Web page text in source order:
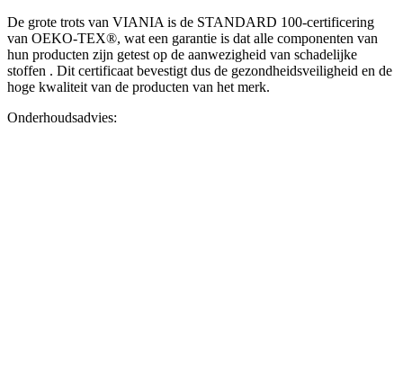
De grote trots van VIANIA is de STANDARD 100-certificering
van OEKO-TEX®, wat een garantie is dat alle componenten van
hun producten zijn getest op de aanwezigheid van schadelijke
stoffen . Dit certificaat bevestigt dus de gezondheidsveiligheid en de
hoge kwaliteit van de producten van het merk.
Onderhoudsadvies: